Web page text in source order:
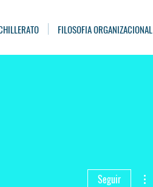
FILOSOFIA ORGANIZACIONAL
Seguir